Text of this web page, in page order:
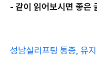
- 같이 읽어보시면 좋은
성남실리프팅 통증, 유